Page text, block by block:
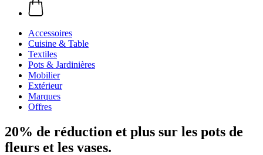
Accessoires
Cuisine & Table
Textiles
Pots & Jardinières
Mobilier
Extérieur
Marques
Offres
20% de réduction et plus sur les pots de
fleurs et les vases.